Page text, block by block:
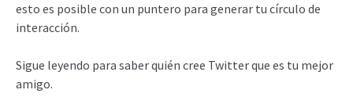
esto es posible con un puntero para generar tu círculo de
interacción.
Sigue leyendo para saber quién cree Twitter que es tu mejor
amigo.